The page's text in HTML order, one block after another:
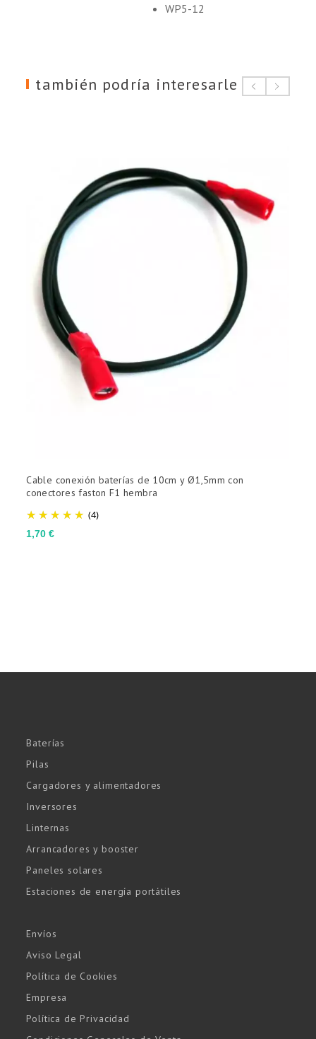
WP5-12
también podría interesarle
(4)
Precio
1,70 €
Cable conexión baterías de 10cm y Ø1,5mm con
conectores faston F1 hembra
Baterías
Pilas
Cargadores y alimentadores
Inversores
Linternas
Arrancadores y booster
Paneles solares
Estaciones de energía portátiles
Envíos
Aviso Legal
Política de Cookies
Empresa
Política de Privacidad